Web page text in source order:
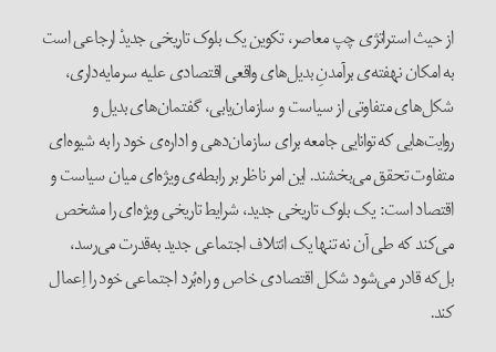
از حیث استراتژی چپ معاصر، تکوین یک بلوک تاریخی جدیدْ ارجاعی است
به امکان نهفته‌ی برآمدنِ بدیل‌های واقعی اقتصادی علیه سرمایه‌داری،
شکل‌های متفاوتی از سیاست و سازمان‌یابی، گفتمان‌های بدیل و
روایت‌هایی که توانایی جامعه برای سازمان‌دهی و اداره‌ی خود را به شیوه‌ای
متفاوت تحقق می‌بخشند. این امر ناظر بر رابطه‌ی ویژه‌ای میان سیاست و
اقتصاد است: یک بلوک تاریخی جدید، شرایط تاریخی ویژه‌ای را مشخص
می‌کند که طی آن نه تنها یک ائتلاف اجتماعی جدید به‌قدرت می‌رسد،
بل‌که قادر می‌شود شکل اقتصادی خاص و راه‌بُرد اجتماعی خود را اِعمال